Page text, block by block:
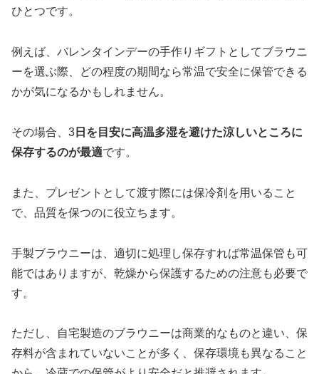
ひとつです。
例えば、バレンタインデーの手作りギフトとしてブラウニ
ーを選ぶ際、どの程度の期間なら常温で安全に保管できる
かが気になるかもしれません。
その場合、3 日を目安に高温多湿を避けた涼しいところに
保存するのが最適です。
また、プレゼントとして渡す際には保冷剤を用いること
で、品質を保つのに役立ちます。
手製ブラウニーは、適切に処理し保存すれば常温保管も可
能ではありますが、乾燥から保護するための注意も必要で
す。
ただし、自宅製造のブラウニーは商業的なものと違い、保
存料が含まれていないことが多く、保存環境も異なること